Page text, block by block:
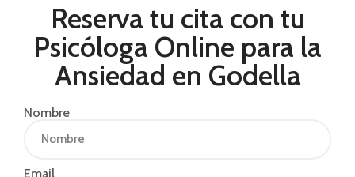
Reserva tu cita con tu
Psicóloga Online para la
Ansiedad en Godella
Nombre
Email